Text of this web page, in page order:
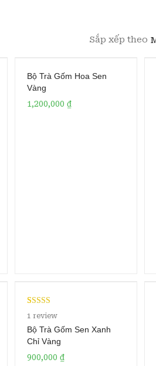
Sắp xếp theo
Bộ Trà Gốm Hoa Sen
Vàng
1,200,000 ₫
Rated
4.00out
of 5 based
11 review
Bộ Trà Gốm Sen Xanh
Chỉ Vàng
900,000 ₫